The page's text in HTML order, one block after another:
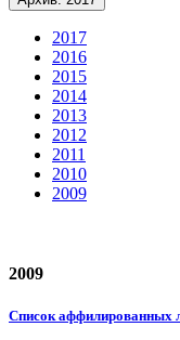
2017
2016
2015
2014
2013
2012
2011
2010
2009
2009
Список аффилированных